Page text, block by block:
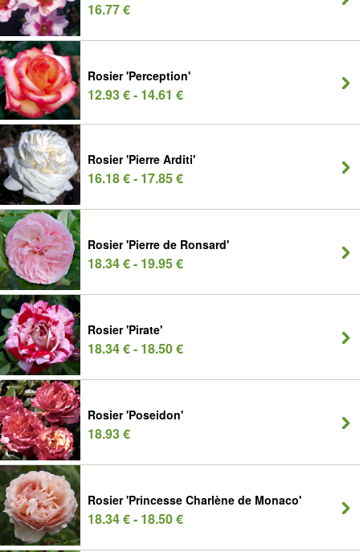
16.77 €
Rosier 'Perception'
12.93 € - 14.61 €
Rosier 'Pierre Arditi'
16.18 € - 17.85 €
Rosier 'Pierre de Ronsard'
18.34 € - 19.95 €
Rosier 'Pirate'
18.34 € - 18.50 €
Rosier 'Poseidon'
18.93 €
Rosier 'Princesse Charlène de Monaco'
18.34 € - 18.50 €